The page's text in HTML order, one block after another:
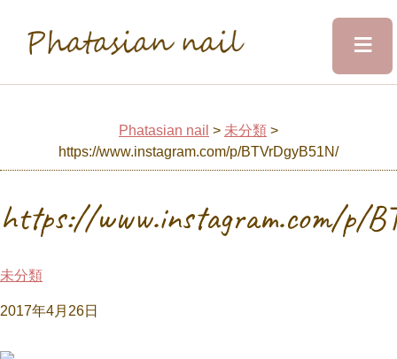
≡
Phatasian nail > 未分類 >
https://www.instagram.com/p/BTVrDgyB51N/
https://www.instagram.com/p/
未分類
2017年4月26日